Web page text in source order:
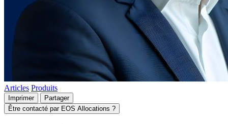
Articles Produits
Imprimer
Partager
Être contacté par EOS Allocations ?